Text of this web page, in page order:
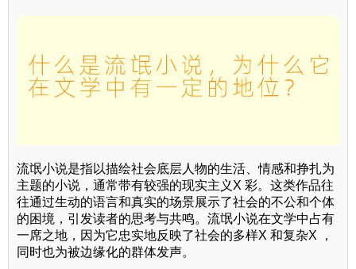
流氓小说是指以描绘社会底层人物的生活、情感和挣扎为
主题的小说，通常带有较强的现实主义X 彩。这类作品往
往通过生动的语言和真实的场景展示了社会的不公和个体
的困境，引发读者的思考与共鸣。流氓小说在文学中占有
一席之地，因为它忠实地反映了社会的多样X 和复杂X ，
同时也为被边缘化的群体发声。